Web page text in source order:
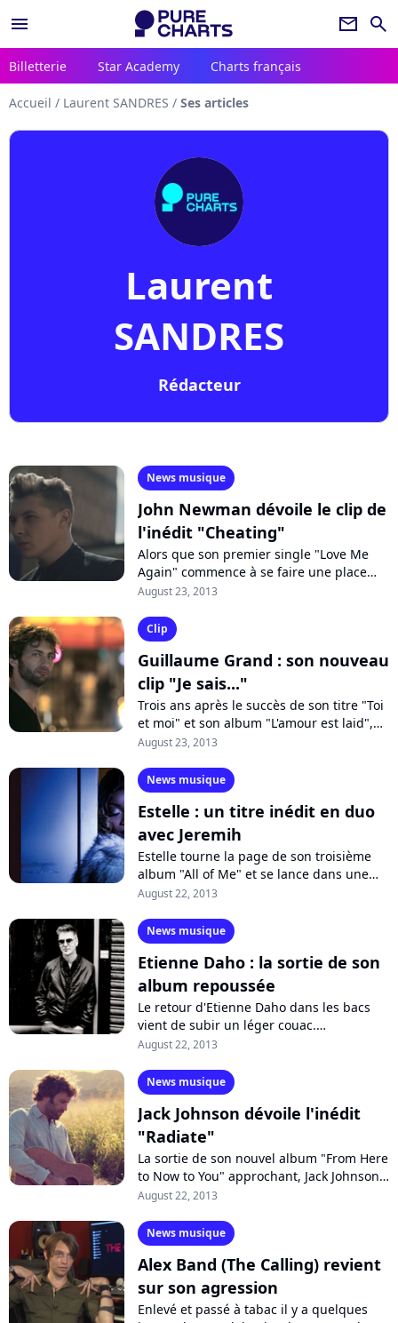
menu newsletter search
Billetterie Star Academy Charts français
Accueil / Laurent SANDRES / Ses articles
Laurent
SANDRES
Rédacteur
News musique
John Newman dévoile le clip de
l'inédit "Cheating"
Alors que son premier single "Love Me
Again" commence à se faire une place
dans les charts français, le chanteur
vidéo...
August 23, 2013
Clip
Guillaume Grand : son nouveau
clip "Je sais..."
Trois ans après le succès de son titre "Toi
et moi" et son album "L'amour est laid",
Guillaume Grand ne devrait pas tarder à
August 23, 2013
News musique
Estelle : un titre inédit en duo
avec Jeremih
Estelle tourne la page de son troisième
album "All of Me" et se lance dans une
série de trois EP cette année, baptisée
August 22, 2013
News musique
Etienne Daho : la sortie de son
album repoussée
Le retour d'Etienne Daho dans les bacs
vient de subir un léger couac.
Initialement prévu pour le mois d'octobre
August 22, 2013
News musique
Jack Johnson dévoile l'inédit
"Radiate"
La sortie de son nouvel album "From Here
to Now to You" approchant, Jack Johnson
a décidé de mettre en ligne le titre inédit
August 22, 2013
News musique
Alex Band (The Calling) revient
sur son agression
Enlevé et passé à tabac il y a quelques